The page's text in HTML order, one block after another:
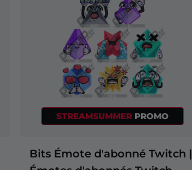
STREAMSUMMER PROMO
Bits Émote d'abonné Twitch |